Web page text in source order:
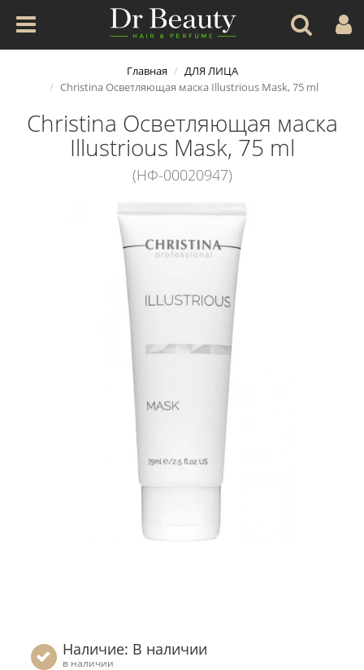
Главная
ДЛЯ ЛИЦА
Christina Осветляющая маска Illustrious Mask, 75 ml
Christina Осветляющая маска
Illustrious Mask, 75 ml
(НФ-00020947)
Наличие: В наличии
в наличии